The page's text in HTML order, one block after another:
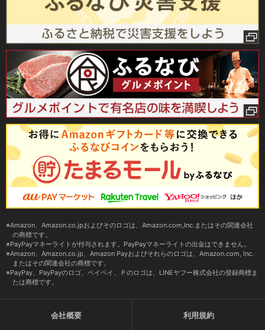
Amazon、Amazon.co.jpおよびそのロゴは、Amazon.com,Inc.またはその関連会社
の商標です。
PayPayマネーライトが付与されます。PayPayマネーライトの出金はできません。
Amazon、Amazon.co.jp、Amazon Payおよびそれらのロゴは、Amazon.com, Inc.
またはその関連会社の商標です。
PayPay、PayPayのロゴ、ペイペイ、Ｐのロゴは、LINEヤフー株式会社の登録商標ま
たは商標です。
会社概要 利用規約